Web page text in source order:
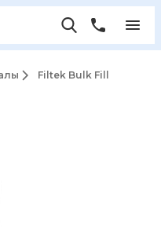
Filtek Bulk Fill